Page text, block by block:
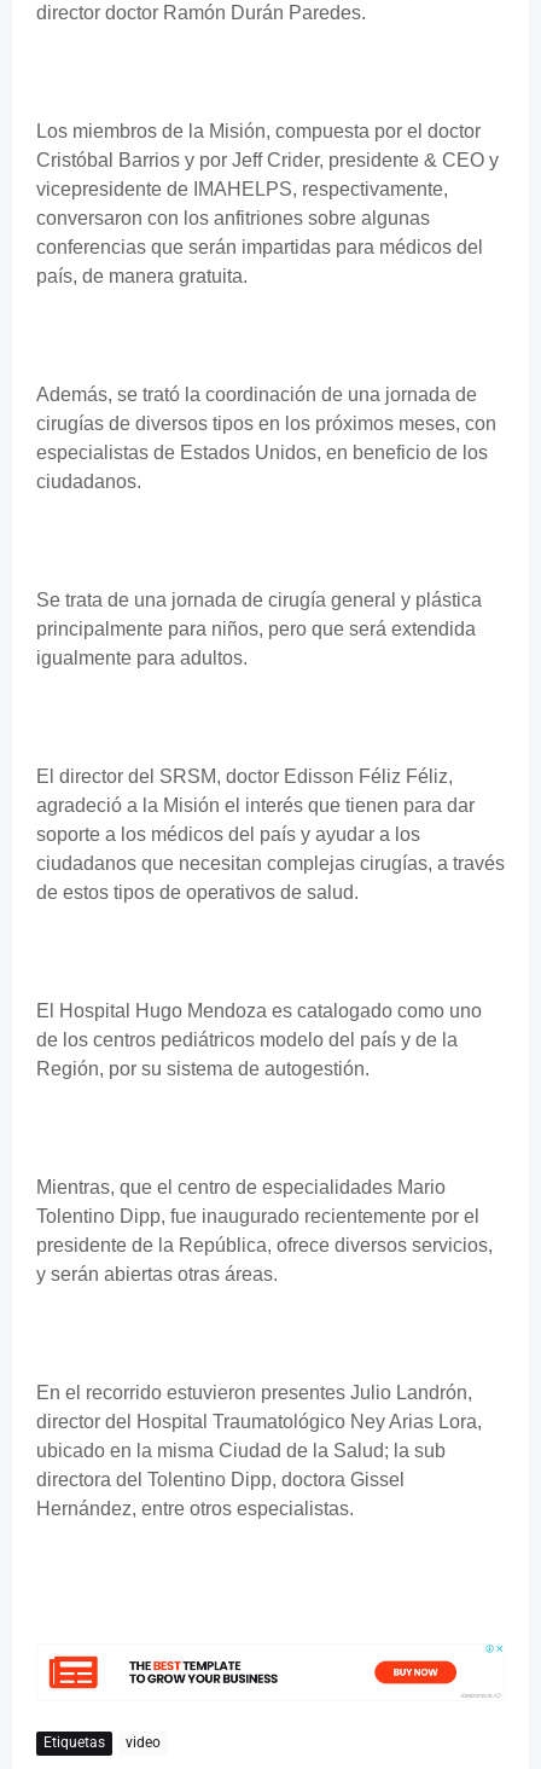
director doctor Ramón Durán Paredes.
Los miembros de la Misión, compuesta por el doctor
Cristóbal Barrios y por Jeff Crider, presidente & CEO y
vicepresidente de IMAHELPS, respectivamente,
conversaron con los anfitriones sobre algunas
conferencias que serán impartidas para médicos del
país, de manera gratuita.
Además, se trató la coordinación de una jornada de
cirugías de diversos tipos en los próximos meses, con
especialistas de Estados Unidos, en beneficio de los
ciudadanos.
Se trata de una jornada de cirugía general y plástica
principalmente para niños, pero que será extendida
igualmente para adultos.
El director del SRSM, doctor Edisson Féliz Féliz,
agradeció a la Misión el interés que tienen para dar
soporte a los médicos del país y ayudar a los
ciudadanos que necesitan complejas cirugías, a través
de estos tipos de operativos de salud.
El Hospital Hugo Mendoza es catalogado como uno
de los centros pediátricos modelo del país y de la
Región, por su sistema de autogestión.
Mientras, que el centro de especialidades Mario
Tolentino Dipp, fue inaugurado recientemente por el
presidente de la República, ofrece diversos servicios,
y serán abiertas otras áreas.
En el recorrido estuvieron presentes Julio Landrón,
director del Hospital Traumatológico Ney Arias Lora,
ubicado en la misma Ciudad de la Salud; la sub
directora del Tolentino Dipp, doctora Gissel
Hernández, entre otros especialistas.
Etiquetas video